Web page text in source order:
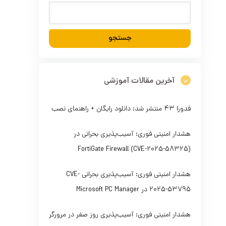
آخرین مقالات آموزشی
فدورا ۴۳ منتشر شد: دانلود رایگان + راهنمای نصب
هشدار امنیتی فوری: آسیب‌پذیری بحرانی در
FortiGate Firewall (CVE-2025-58325)
هشدار امنیتی فوری: آسیب‌پذیری بحرانی CVE-
2025-53795 در Microsoft PC Manager
هشدار امنیتی فوری: آسیب‌پذیری روز صفر در مرورگر